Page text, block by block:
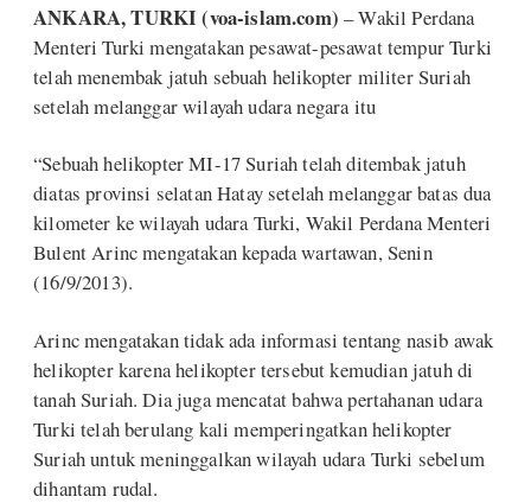
ANKARA, TURKI (voa-islam.com) – Wakil Perdana
Menteri Turki mengatakan pesawat-pesawat tempur Turki
telah menembak jatuh sebuah helikopter militer Suriah
setelah melanggar wilayah udara negara itu
“Sebuah helikopter MI-17 Suriah telah ditembak jatuh
diatas provinsi selatan Hatay setelah melanggar batas dua
kilometer ke wilayah udara Turki, Wakil Perdana Menteri
Bulent Arinc mengatakan kepada wartawan, Senin
(16/9/2013).
Arinc mengatakan tidak ada informasi tentang nasib awak
helikopter karena helikopter tersebut kemudian jatuh di
tanah Suriah. Dia juga mencatat bahwa pertahanan udara
Turki telah berulang kali memperingatkan helikopter
Suriah untuk meninggalkan wilayah udara Turki sebelum
dihantam rudal.